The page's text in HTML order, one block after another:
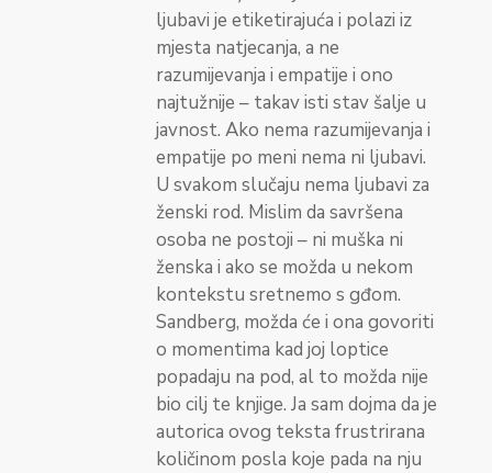
ljubavi je etiketirajuća i polazi iz
mjesta natjecanja, a ne
razumijevanja i empatije i ono
najtužnije – takav isti stav šalje u
javnost. Ako nema razumijevanja i
empatije po meni nema ni ljubavi.
U svakom slučaju nema ljubavi za
ženski rod. Mislim da savršena
osoba ne postoji – ni muška ni
ženska i ako se možda u nekom
kontekstu sretnemo s gđom.
Sandberg, možda će i ona govoriti
o momentima kad joj loptice
popadaju na pod, al to možda nije
bio cilj te knjige. Ja sam dojma da je
autorica ovog teksta frustrirana
količinom posla koje pada na nju